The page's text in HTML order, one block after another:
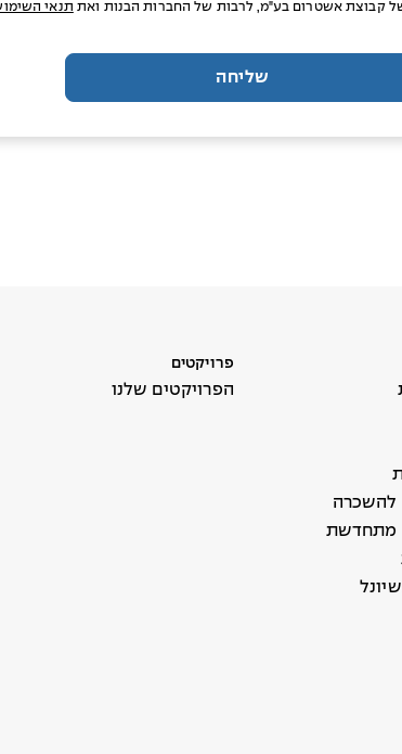
קבוצת אשטרום בע"מ, לרבות של החברות הבנות ואת תנאי
שליחה
להשכרה
מתחדשת
פרויקטים
הפרויקטים שלנו